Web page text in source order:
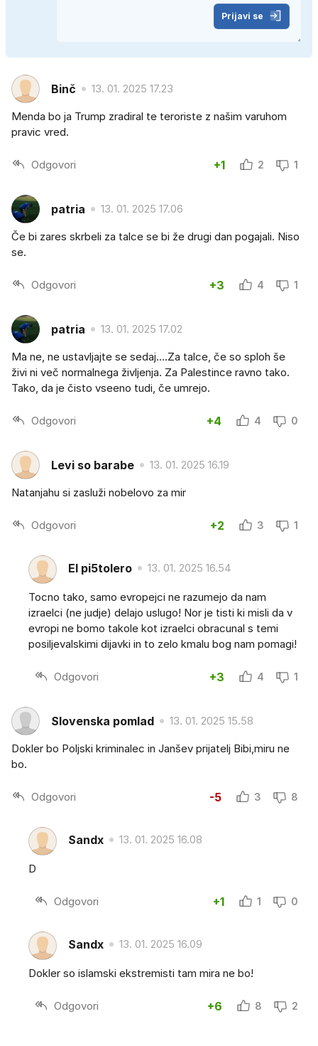
Prijavi se
Binč 13. 01. 2025 17.23
Menda bo ja Trump zradiral te teroriste z našim varuhom
pravic vred.
Odgovori +1 2 1
patria 13. 01. 2025 17.06
Če bi zares skrbeli za talce se bi že drugi dan pogajali. Niso
se.
Odgovori +3 4 1
patria 13. 01. 2025 17.02
Ma ne, ne ustavljajte se sedaj....Za talce, če so sploh še
živi ni več normalnega življenja. Za Palestince ravno tako.
Tako, da je čisto vseeno tudi, če umrejo.
Odgovori +4 4 0
Levi so barabe 13. 01. 2025 16.19
Natanjahu si zasluži nobelovo za mir
Odgovori +2 3 1
El pi5tolero 13. 01. 2025 16.54
Tocno tako, samo evropejci ne razumejo da nam
izraelci (ne judje) delajo uslugo! Nor je tisti ki misli da v
evropi ne bomo takole kot izraelci obracunal s temi
posiljevalskimi dijavki in to zelo kmalu bog nam pomagi!
Odgovori +3 4 1
Slovenska pomlad 13. 01. 2025 15.58
Dokler bo Poljski kriminalec in Janšev prijatelj Bibi,miru ne
bo.
Odgovori -5 3 8
Sandx 13. 01. 2025 16.08
D
Odgovori +1 1 0
Sandx 13. 01. 2025 16.09
Dokler so islamski ekstremisti tam mira ne bo!
Odgovori +6 8 2